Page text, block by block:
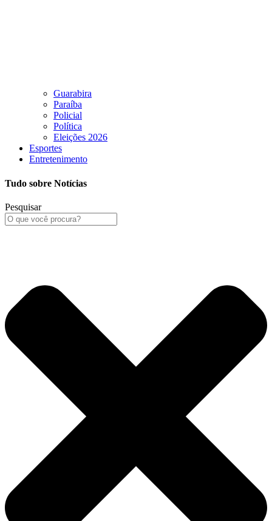
Guarabira
Paraíba
Policial
Política
Eleições 2026
Esportes
Entretenimento
Tudo sobre Notícias
Pesquisar